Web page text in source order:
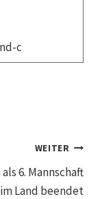
c
WEITER
als 6. Mannschaft
im Land beendet